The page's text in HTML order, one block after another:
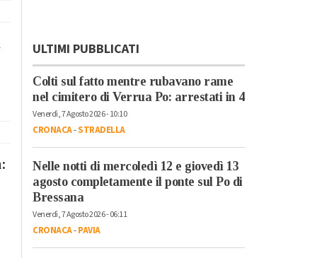
ULTIMI PUBBLICATI
Colti sul fatto mentre rubavano rame
nel cimitero di Verrua Po: arrestati in 4
Venerdì, 7 Agosto 2026 - 10:10
CRONACA-STRADELLA
Nelle notti di mercoledì 12 e giovedì 13
agosto completamente il ponte sul Po di
Bressana
Venerdì, 7 Agosto 2026 - 06:11
CRONACA-PAVIA